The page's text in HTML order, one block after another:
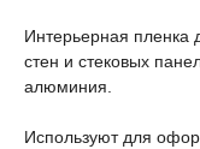
Интерьерная пленка
стен и стековых
алюминия.
Используют для